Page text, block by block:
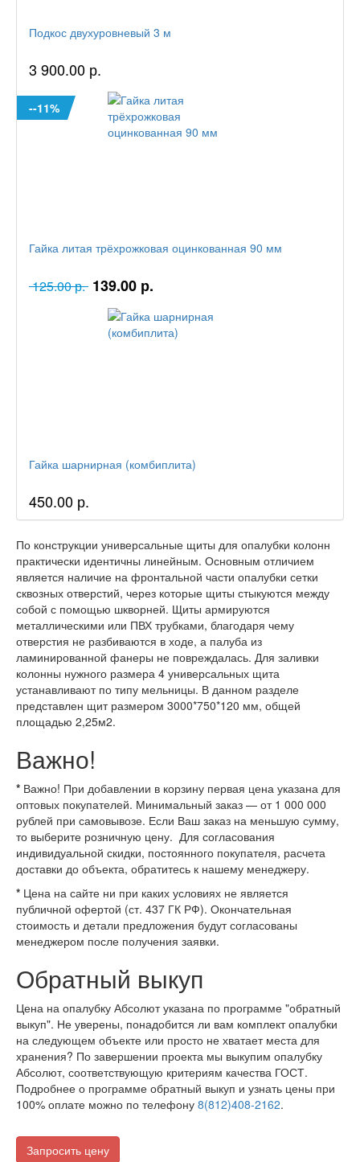
Подкос двухуровневый 3 м
3 900.00 р.
--11%
Гайка литая трёхрожковая оцинкованная 90 мм
125.00 р. 139.00 р.
Гайка шарнирная (комбиплита)
450.00 р.
По конструкции универсальные щиты для опалубки колонн
практически идентичны линейным. Основным отличием
является наличие на фронтальной части опалубки сетки
сквозных отверстий, через которые щиты стыкуются между
собой с помощью шкворней. Щиты армируются
металлическими или ПВХ трубками, благодаря чему
отверстия не разбиваются в ходе, а палуба из
ламинированной фанеры не повреждалась. Для заливки
колонны нужного размера 4 универсальных щита
устанавливают по типу мельницы. В данном разделе
представлен щит размером 3000*750*120 мм, общей
площадью 2,25м2.
Важно!
* Важно! При добавлении в корзину первая цена указана для
оптовых покупателей. Минимальный заказ — от 1 000 000
рублей при самовывозе. Если Ваш заказ на меньшую сумму,
то выберите розничную цену. Для согласования
индивидуальной скидки, постоянного покупателя, расчета
доставки до объекта, обратитесь к нашему менеджеру.
* Цена на сайте ни при каких условиях не является
публичной офертой (ст. 437 ГК РФ). Окончательная
стоимость и детали предложения будут согласованы
менеджером после получения заявки.
Обратный выкуп
Цена на опалубку Абсолют указана по программе "обратный
выкуп". Не уверены, понадобится ли вам комплект опалубки
на следующем объекте или просто не хватает места для
хранения? По завершении проекта мы выкупим опалубку
Абсолют, соответствующую критериям качества ГОСТ.
Подробнее о программе обратный выкуп и узнать цены при
100% оплате можно по телефону 8(812)408-2162.
Запросить цену